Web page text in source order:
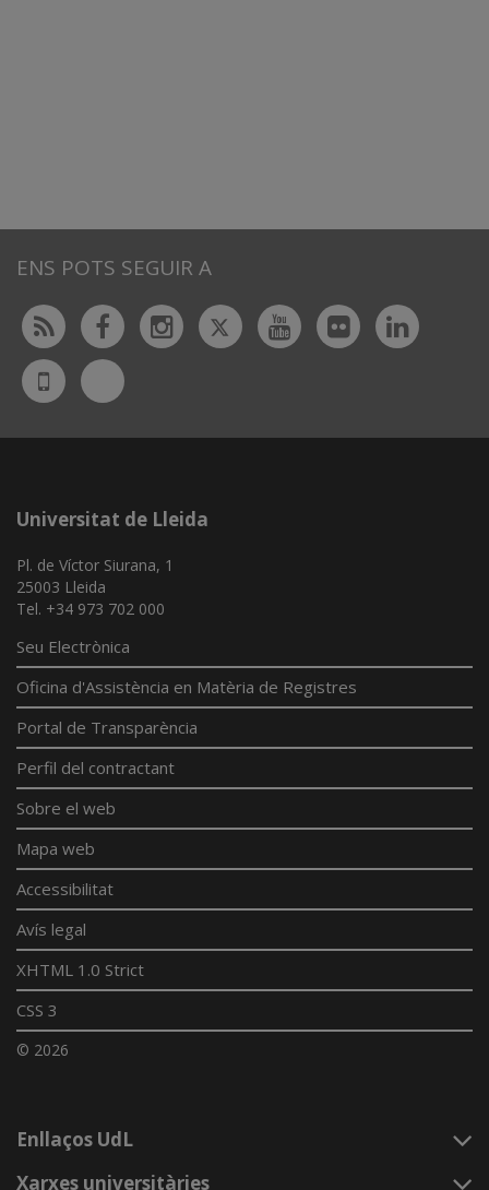
ENS POTS SEGUIR A
Rss FacebookInstagram
TwitterYoutubeFlickr
UdL
App
Bluesky
Universitat de Lleida
Pl. de Víctor Siurana, 1
25003 Lleida
Tel. +34 973 702 000
Seu Electrònica
Oficina d'Assistència en Matèria de Registres
Portal de Transparència
Perfil del contractant
Sobre el web
Mapa web
Accessibilitat
Avís legal
XHTML 1.0 Strict
CSS 3
© 2026
Enllaços UdL
Xarxes universitàries